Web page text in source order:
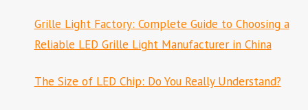
Grille Light Factory: Complete Guide to Choosing a
Reliable LED Grille Light Manufacturer in China
The Size of LED Chip: Do You Really Understand?